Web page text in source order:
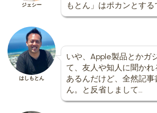
ジェシー
もとん」はポカンとする
はしもとん
いや、Apple製品とかガ
て、友人や知人に聞か
あるんだけど、全然記事
ん。と反省しまして…